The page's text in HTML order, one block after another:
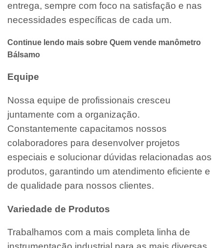
entrega, sempre com foco na satisfação e nas
necessidades específicas de cada um.
Continue lendo mais sobre Quem vende manômetro
Bálsamo
Equipe
Nossa equipe de profissionais cresceu
juntamente com a organização.
Constantemente capacitamos nossos
colaboradores para desenvolver projetos
especiais e solucionar dúvidas relacionadas aos
produtos, garantindo um atendimento eficiente e
de qualidade para nossos clientes.
Variedade de Produtos
Trabalhamos com a mais completa linha de